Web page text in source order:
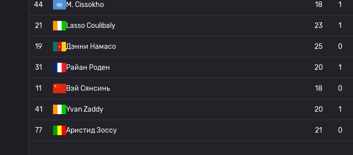
44 M. Cissokho 18 1
21 Lasso Coulibaly 23 1
19 Дэнни Намасо 25 0
31 Райан Роден 20 1
11 Вэй Сянсинь 18 0
41 Yvan Zaddy 20 1
77 Аристид Зоссу 21 0